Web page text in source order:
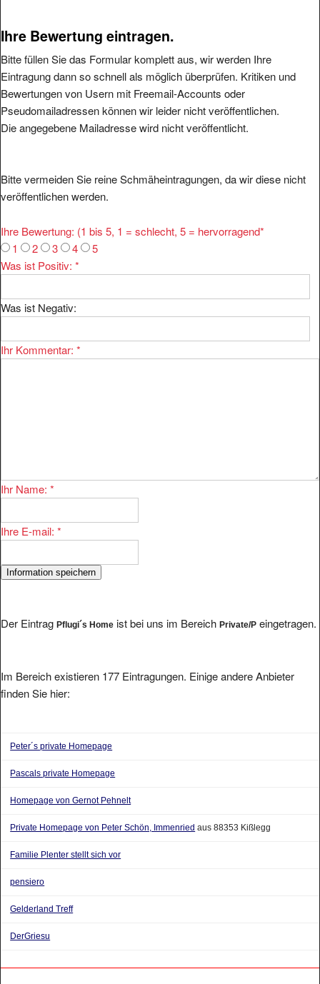
Ihre Bewertung eintragen.
Bitte füllen Sie das Formular komplett aus, wir werden Ihre
Eintragung dann so schnell als möglich überprüfen. Kritiken und
Bewertungen von Usern mit Freemail-Accounts oder
Pseudomailadressen können wir leider nicht veröffentlichen.
Die angegebene Mailadresse wird nicht veröffentlicht.
Bitte vermeiden Sie reine Schmäheintragungen, da wir diese nicht
veröffentlichen werden.
Ihre Bewertung: (1 bis 5, 1 = schlecht, 5 = hervorragend*
1
2 3 4
5
Was ist Positiv: *
Was ist Negativ:
Ihr Kommentar: *
Ihr Name: *
Ihre E-mail: *
Der Eintrag Pflugi´s Home ist bei uns im Bereich Private/P eingetragen.
Im Bereich existieren 177 Eintragungen. Einige andere Anbieter
finden Sie hier:
Peter´s private Homepage
Pascals private Homepage
Homepage von Gernot Pehnelt
Private Homepage von Peter Schön, Immenried aus 88353 Kißlegg
Familie Plenter stellt sich vor
pensiero
Gelderland Treff
DerGriesu